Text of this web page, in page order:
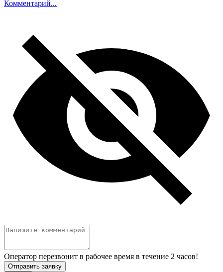
Комментарий...
Оператор перезвонит в рабочее время в течение 2 часов!
Отправить заявку